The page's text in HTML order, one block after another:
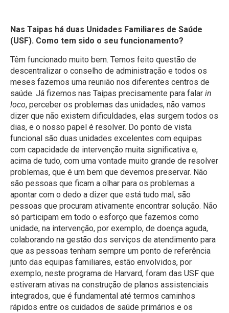
Nas Taipas há duas Unidades Familiares de Saúde
(USF). Como tem sido o seu funcionamento?
Têm funcionado muito bem. Temos feito questão de
descentralizar o conselho de administração e todos os
meses fazemos uma reunião nos diferentes centros de
saúde. Já fizemos nas Taipas precisamente para falar in
loco, perceber os problemas das unidades, não vamos
dizer que não existem dificuldades, elas surgem todos os
dias, e o nosso papel é resolver. Do ponto de vista
funcional são duas unidades excelentes com equipas
com capacidade de intervenção muita significativa e,
acima de tudo, com uma vontade muito grande de resolver
problemas, que é um bem que devemos preservar. Não
são pessoas que ficam a olhar para os problemas a
apontar com o dedo a dizer que está tudo mal, são
pessoas que procuram ativamente encontrar solução. Não
só participam em todo o esforço que fazemos como
unidade, na intervenção, por exemplo, de doença aguda,
colaborando na gestão dos serviços de atendimento para
que as pessoas tenham sempre um ponto de referência
junto das equipas familiares, estão envolvidos, por
exemplo, neste programa de Harvard, foram das USF que
estiveram ativas na construção de planos assistenciais
integrados, que é fundamental até termos caminhos
rápidos entre os cuidados de saúde primários e os